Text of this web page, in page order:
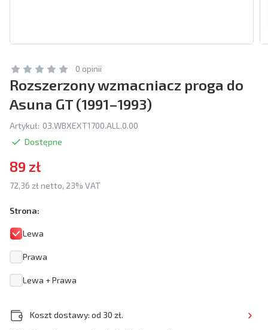
0 opinii
Rozszerzony wzmacniacz proga do
Asuna GT (1991–1993)
Artykuł: 03.WBXEXT1700.ALL.0.00
Dostępne
89 zł
72,36 zł netto, 23% VAT
Strona:
Lewa
Prawa
Lewa + Prawa
Koszt dostawy: od 30 zł.